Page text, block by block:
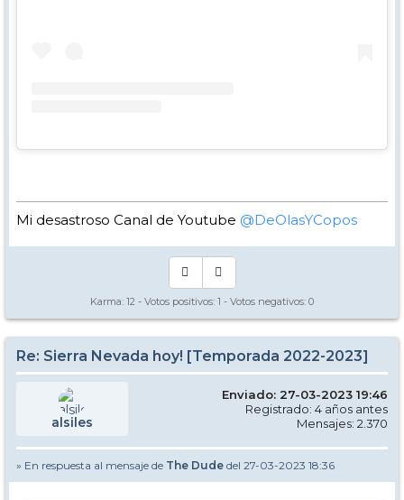
Mi desastroso Canal de Youtube @DeOlasYCopos
Karma: 12 - Votos positivos: 1 - Votos negativos: 0
Re: Sierra Nevada hoy! [Temporada 2022-2023]
alsiles
Enviado: 27-03-2023 19:46
Registrado: 4 años antes
Mensajes: 2.370
» En respuesta al mensaje de The Dude del 27-03-2023 18:36